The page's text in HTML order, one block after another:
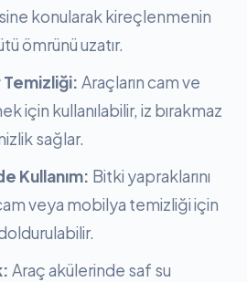
konularak kireçlenmenin
ömrünü uzatır.
Araçların cam ve
için kullanılabilir, iz bırakmaz
sağlar.
Kullanım: Bitki yapraklarını
veya mobilya temizliği için
Araç akülerinde saf su